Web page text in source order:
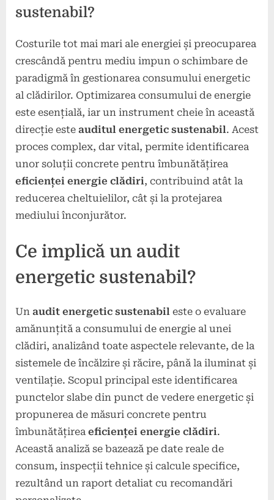
sustenabil?
Posted
on
6
decembrie
2024
By
press
Costurile tot mai mari ale energiei și preocuparea
crescândă pentru mediu impun o schimbare de
paradigmă în gestionarea consumului energetic
al clădirilor. Optimizarea consumului de energie
este esențială, iar un instrument cheie în această
direcție este auditul energetic sustenabil. Acest
proces complex, dar vital, permite identificarea
unor soluții concrete pentru îmbunătățirea
eficienței energie clădiri, contribuind atât la
reducerea cheltuielilor, cât și la protejarea
mediului înconjurător.
Ce implică un audit
energetic sustenabil?
Un audit energetic sustenabil este o evaluare
amănunțită a consumului de energie al unei
clădiri, analizând toate aspectele relevante, de la
sistemele de încălzire și răcire, până la iluminat și
ventilație. Scopul principal este identificarea
punctelor slabe din punct de vedere energetic și
propunerea de măsuri concrete pentru
îmbunătățirea eficienței energie clădiri.
Această analiză se bazează pe date reale de
consum, inspecții tehnice și calcule specifice,
rezultând un raport detaliat cu recomandări